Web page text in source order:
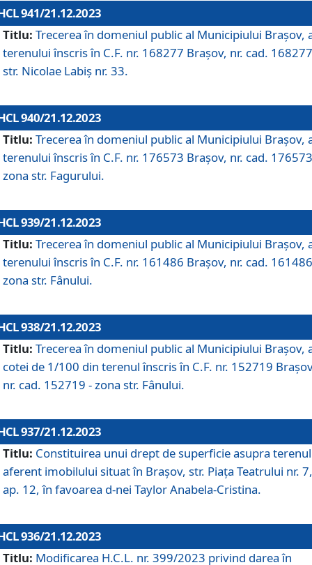
941/21.12.2023
Titlu: Trecerea în domeniul public al Municipiului Braşov,
terenului înscris în C.F. nr. 168277 Brașov, nr. cad.
str. Nicolae Labiș nr. 33.
940/21.12.2023
Titlu: Trecerea în domeniul public al Municipiului Braşov,
terenului înscris în C.F. nr. 176573 Brașov, nr. cad.
zona str. Fagurului.
939/21.12.2023
Titlu: Trecerea în domeniul public al Municipiului Braşov,
terenului înscris în C.F. nr. 161486 Brașov, nr. cad.
zona str. Fânului.
938/21.12.2023
Titlu: Trecerea în domeniul public al Municipiului Braşov,
cotei de 1/100 din terenul înscris în C.F. nr. 152719
nr. cad. 152719 - zona str. Fânului.
937/21.12.2023
Titlu: Constituirea unui drept de superficie asupra
aferent imobilului situat în Brașov, str. Piața Teatrului nr. 7,
ap. 12, în favoarea d-nei Taylor Anabela-Cristina.
936/21.12.2023
Titlu: Modificarea H.C.L. nr. 399/2023 privind darea în